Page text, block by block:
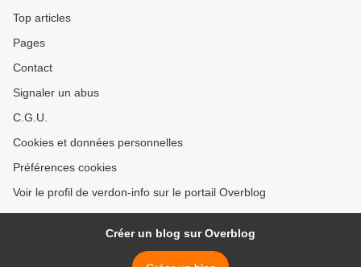
Top articles
Pages
Contact
Signaler un abus
C.G.U.
Cookies et données personnelles
Préférences cookies
Voir le profil de verdon-info sur le portail Overblog
Créer un blog sur Overblog